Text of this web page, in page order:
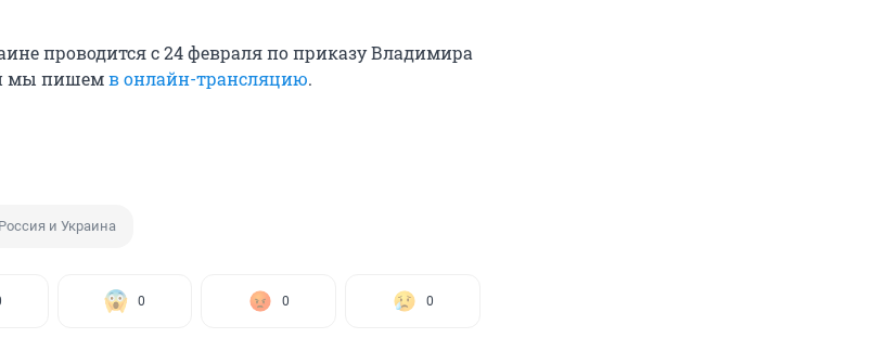
проводится с 24 февраля по приказу Владимира
мы пишемв онлайн-трансляцию.
Россия и Украина
0 0 0